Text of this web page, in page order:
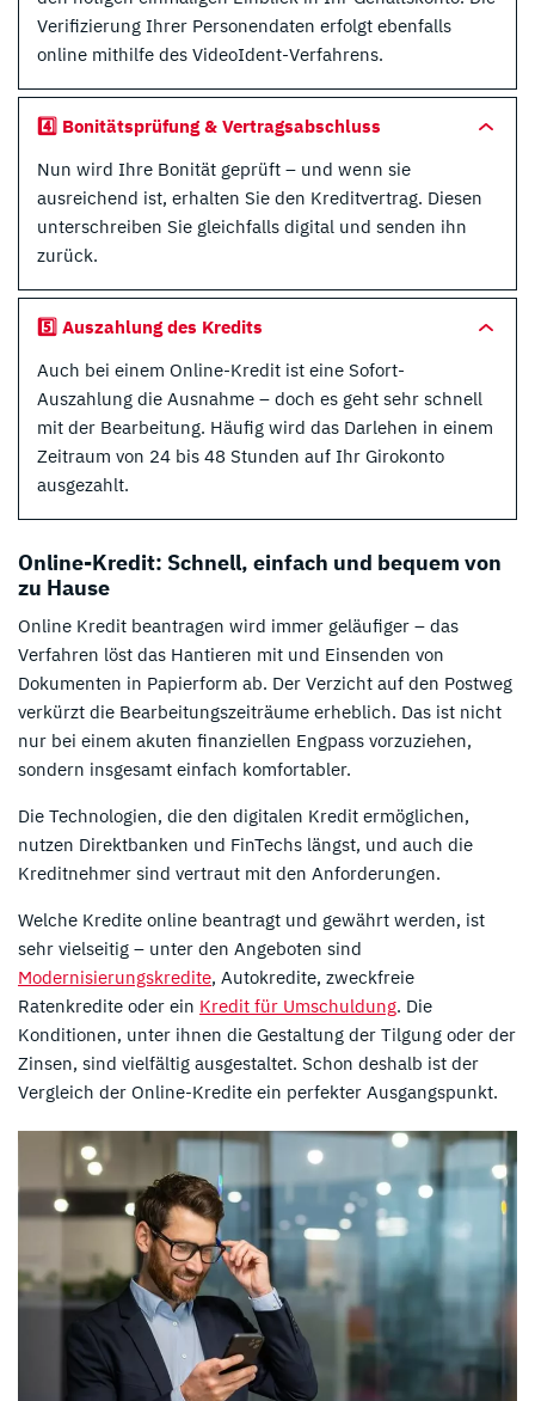
Verifizierung Ihrer Personendaten erfolgt ebenfalls
online mithilfe des VideoIdent-Verfahrens.
4️⃣ Bonitätsprüfung & Vertragsabschluss
Nun wird Ihre Bonität geprüft – und wenn sie
ausreichend ist, erhalten Sie den Kreditvertrag. Diesen
unterschreiben Sie gleichfalls digital und senden ihn
zurück.
5️⃣ Auszahlung des Kredits
Auch bei einem Online-Kredit ist eine Sofort-
Auszahlung die Ausnahme – doch es geht sehr schnell
mit der Bearbeitung. Häufig wird das Darlehen in einem
Zeitraum von 24 bis 48 Stunden auf Ihr Girokonto
ausgezahlt.
Online-Kredit: Schnell, einfach und bequem von
zu Hause
Online Kredit beantragen wird immer geläufiger – das
Verfahren löst das Hantieren mit und Einsenden von
Dokumenten in Papierform ab. Der Verzicht auf den Postweg
verkürzt die Bearbeitungszeiträume erheblich. Das ist nicht
nur bei einem akuten finanziellen Engpass vorzuziehen,
sondern insgesamt einfach komfortabler.
Die Technologien, die den digitalen Kredit ermöglichen,
nutzen Direktbanken und FinTechs längst, und auch die
Kreditnehmer sind vertraut mit den Anforderungen.
Welche Kredite online beantragt und gewährt werden, ist
sehr vielseitig – unter den Angeboten sind
Modernisierungskredite, Autokredite, zweckfreie
Ratenkredite oder ein Kredit für Umschuldung. Die
Konditionen, unter ihnen die Gestaltung der Tilgung oder der
Zinsen, sind vielfältig ausgestaltet. Schon deshalb ist der
Vergleich der Online-Kredite ein perfekter Ausgangspunkt.